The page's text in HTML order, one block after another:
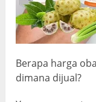
Berapa harga
dimana dijual?